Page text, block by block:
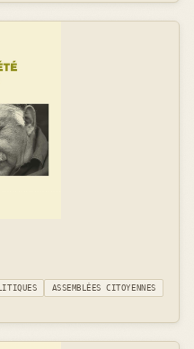
ASSEMBLÉES CITOYENNES